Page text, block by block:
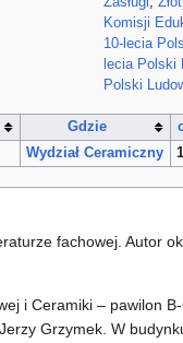
Komisji
10-lecia
lecia Polski
Polski
Gdzie
Wydział Ceramiczny
fachowej. Autor
i Ceramiki – pawilon
Grzymek. W